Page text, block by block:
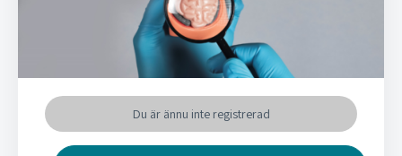
Du är ännu inte registrerad